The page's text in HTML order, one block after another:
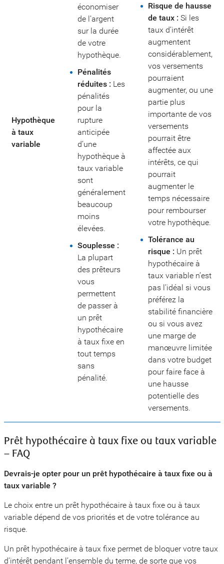
Hypothèque
à taux
variable
économiser
de l’argent
sur la durée
de votre
hypothèque.
Pénalités
réduites : Les
pénalités
pour la
rupture
anticipée
d’une
hypothèque à
taux variable
sont
généralement
beaucoup
moins
élevées.
Souplesse :
La plupart
des prêteurs
vous
permettent
de passer à
un prêt
hypothécaire
à taux fixe en
tout temps
sans
pénalité.
Risque de hausse
de taux : Si les
taux d’intérêt
augmentent
considérablement,
vos versements
pourraient
augmenter, ou une
partie plus
importante de vos
versements
pourrait être
affectée aux
intérêts, ce qui
pourrait
augmenter le
temps nécessaire
pour rembourser
votre hypothèque.
Tolérance au
risque : Un prêt
hypothécaire à
taux variable n’est
pas l’idéal si vous
préférez la
stabilité financière
ou si vous avez
une marge de
manœuvre limitée
dans votre budget
pour faire face à
une hausse
potentielle des
versements.
Prêt hypothécaire à taux fixe ou taux variable
– FAQ
Devrais-je opter pour un prêt hypothécaire à taux fixe ou à
taux variable ?
Le choix entre un prêt hypothécaire à taux fixe ou à taux
variable dépend de vos priorités et de votre tolérance au
risque.
Un prêt hypothécaire à taux fixe permet de bloquer votre taux
d’intérêt pendant l’ensemble du terme, de sorte que vos